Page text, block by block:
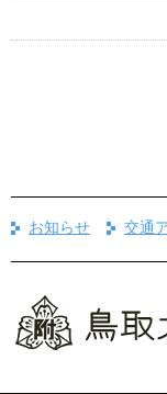
お知らせ 交通